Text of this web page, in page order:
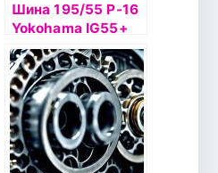
Шина 195/55 Р-16
Yokohama IG55+
91T б/к шип